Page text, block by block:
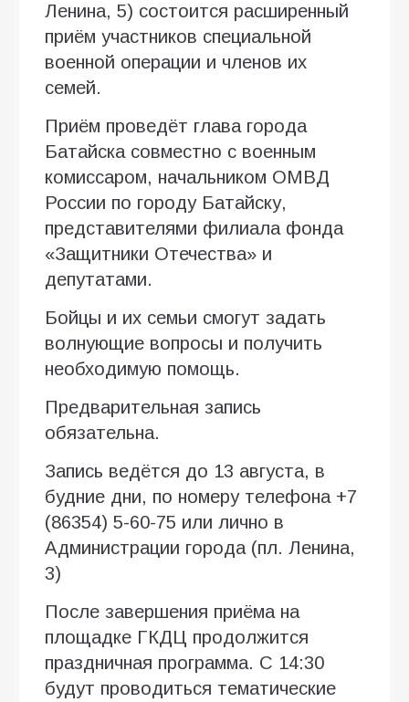
Ленина, 5) состоится расширенный
приём участников специальной
военной операции и членов их
семей.
Приём проведёт глава города
Батайска совместно с военным
комиссаром, начальником ОМВД
России по городу Батайску,
представителями филиала фонда
«Защитники Отечества» и
депутатами.
Бойцы и их семьи смогут задать
волнующие вопросы и получить
необходимую помощь.
Предварительная запись
обязательна.
Запись ведётся до 13 августа, в
будние дни, по номеру телефона +7
(86354) 5-60-75 или лично в
Администрации города (пл. Ленина,
3)
После завершения приёма на
площадке ГКДЦ продолжится
праздничная программа. С 14:30
будут проводиться тематические